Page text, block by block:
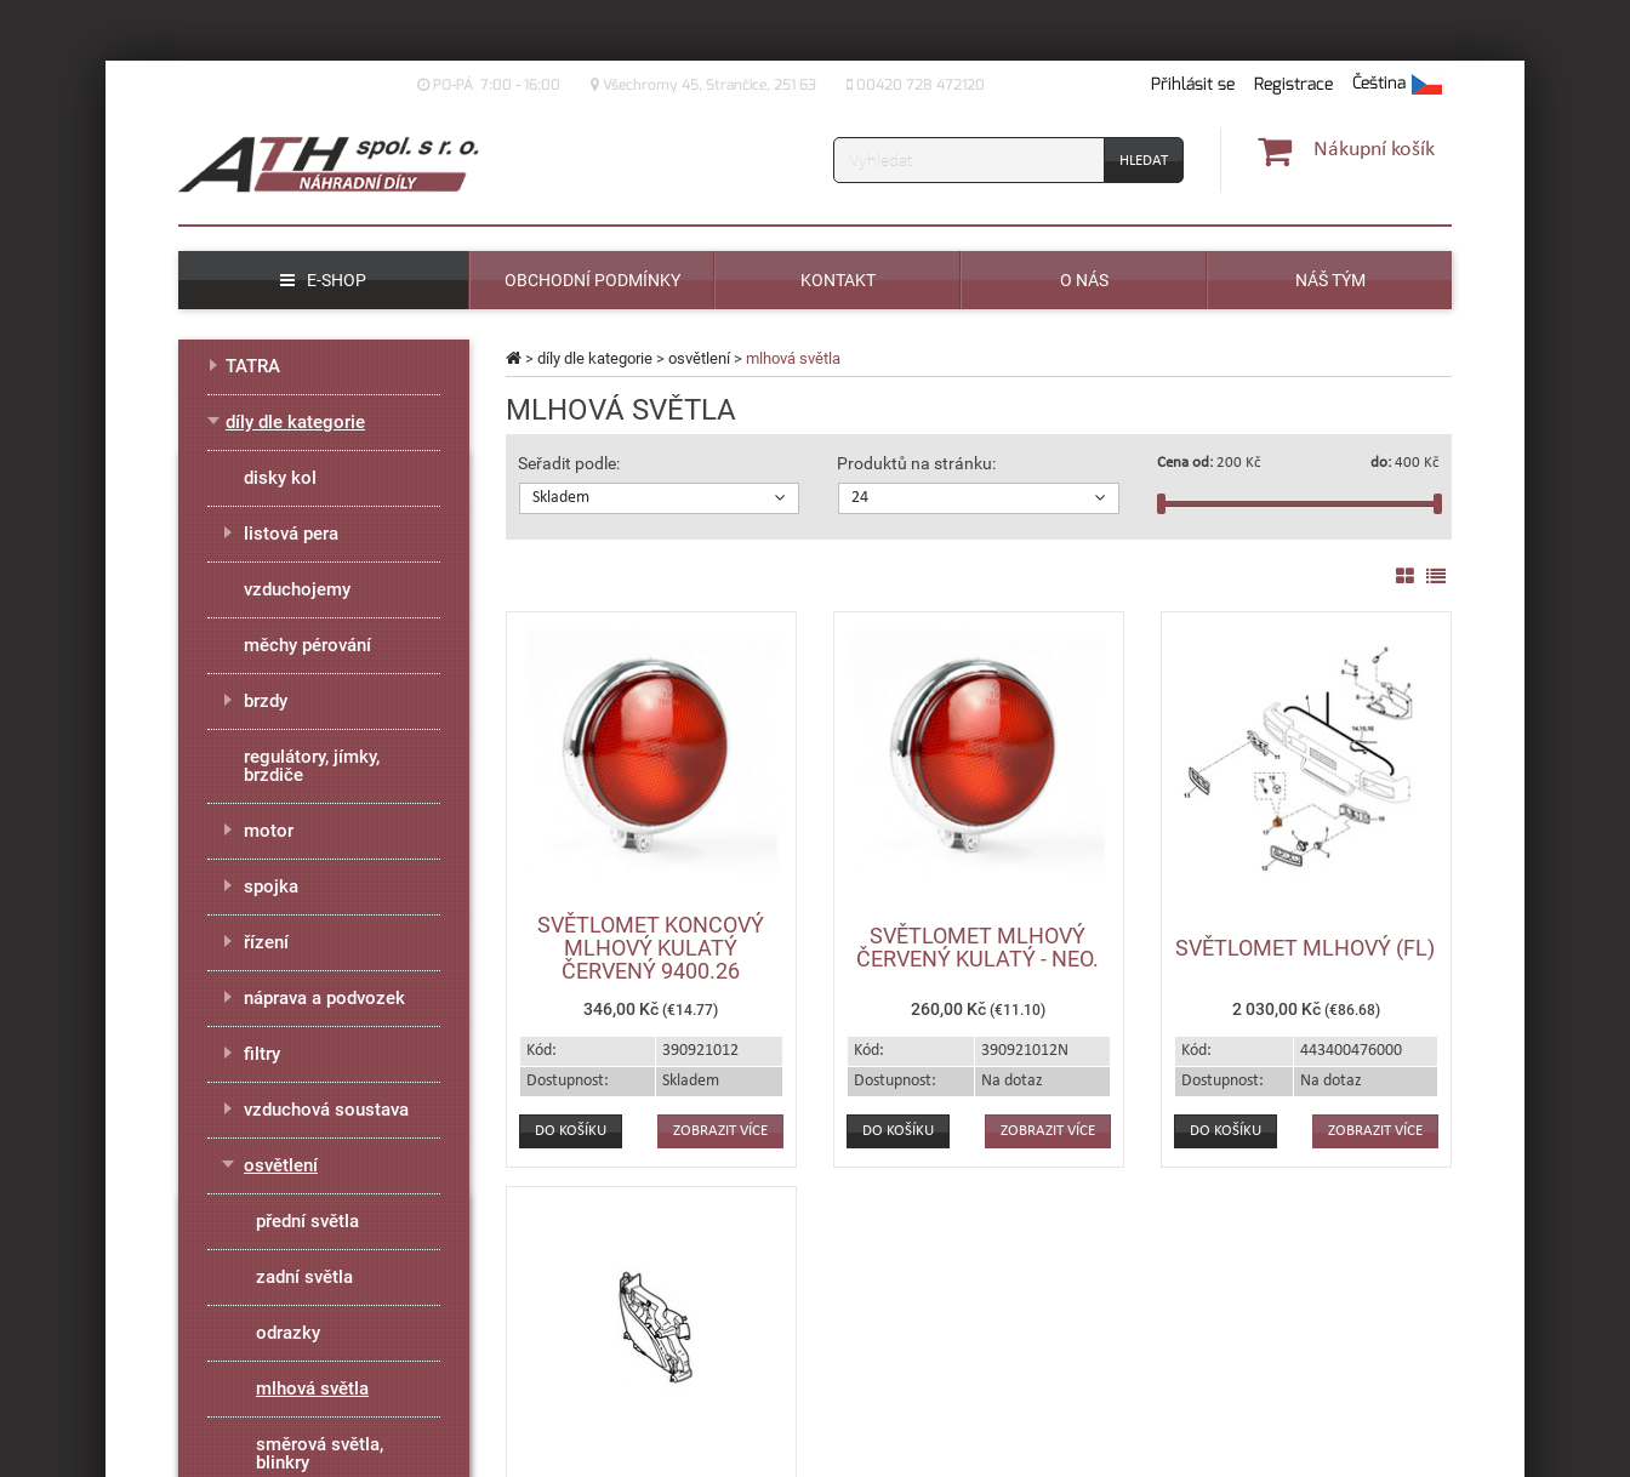
PO-PÁ 7:00 - 16:00 Všechromy 45, Strančice, 251 63 00420 728 472120 Přihlásit se Registrace Čeština
Vyhledávání
Nákupní košík
E-SHOP OBCHODNÍ PODMÍNKY KONTAKT O NÁS NÁŠ TÝM
> díly dle kategorie > osvětlení> mlhová světla
MLHOVÁ SVĚTLA
Seřadit podle:
Skladem
Produktů na stránku:
24
Cena od: 200 Kč do: 400 Kč
SVĚTLOMET KONCOVÝ
MLHOVÝ KULATÝ
ČERVENÝ 9400.26
346,00 Kč(€14.77)
Kód:
390921012
Dostupnost:
Skladem
ZOBRAZIT VÍCE
SVĚTLOMET MLHOVÝ
ČERVENÝ KULATÝ - NEO.
260,00 Kč(€11.10)
Kód:
390921012N
Dostupnost:
Na dotaz
ZOBRAZIT VÍCE
SVĚTLOMET MLHOVÝ (FL)
2 030,00 Kč (€86.68)
Kód:
443400476000
Dostupnost:
Na dotaz
ZOBRAZIT VÍCE
TATRA
díly dle kategorie
disky kol
listová pera
vzduchojemy
měchy pérování
brzdy
regulátory, jímky,
brzdiče
motor
spojka
řízení
náprava a podvozek
filtry
vzduchová soustava
osvětlení
přední světla
zadní světla
odrazky
mlhová světla
směrová světla,
blinkry